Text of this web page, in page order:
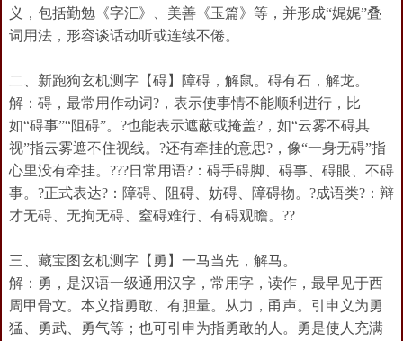
义，包括勤勉《字汇》、美善《玉篇》等，并形成“娓娓”叠
词用法，形容谈话动听或连续不倦。
二、新跑狗玄机测字【碍】障碍，解鼠。碍有石，解龙。
解：碍，最常用作动词?，表示使事情不能顺利进行，比
如“碍事”“阻碍”。?也能表示遮蔽或掩盖?，如“云雾不碍其
视”指云雾遮不住视线。?还有牵挂的意思?，像“一身无碍”指
心里没有牵挂。???日常用语?：碍手碍脚、碍事、碍眼、不碍
事。?正式表达?：障碍、阻碍、妨碍、障碍物。?成语类?：辩
才无碍、无拘无碍、窒碍难行、有碍观瞻。??
三、藏宝图玄机测字【勇】一马当先，解马。
解：勇，是汉语一级通用汉字，常用字，读作，最早见于西
周甲骨文。本义指勇敢、有胆量。从力，甬声。引申义为勇
猛、勇武、勇气等；也可引申为指勇敢的人。勇是使人充满